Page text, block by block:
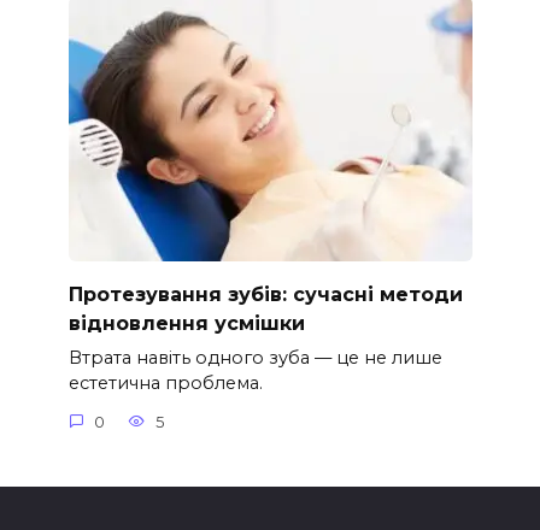
Протезування зубів: сучасні методи
відновлення усмішки
Втрата навіть одного зуба — це не лише
естетична проблема.
0 5